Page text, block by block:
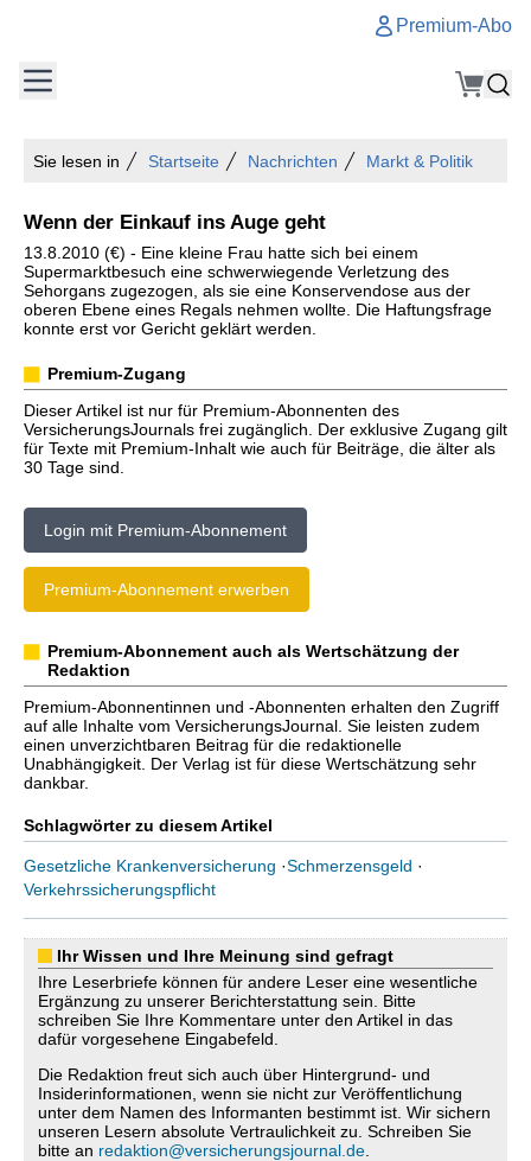
Premium-Abo
Sie lesen in Startseite Nachrichten Markt & Politik
Wenn der Einkauf ins Auge geht
13.8.2010 (€) - Eine kleine Frau hatte sich bei einem
Supermarktbesuch eine schwerwiegende Verletzung des
Sehorgans zugezogen, als sie eine Konservendose aus der
oberen Ebene eines Regals nehmen wollte. Die Haftungsfrage
konnte erst vor Gericht geklärt werden.
Premium-Zugang
Dieser Artikel ist nur für Premium-Abonnenten des
VersicherungsJournals frei zugänglich. Der exklusive Zugang gilt
für Texte mit Premium-Inhalt wie auch für Beiträge, die älter als
30 Tage sind.
Login mit Premium-Abonnement
Premium-Abonnement erwerben
Premium-Abonnement auch als Wertschätzung der
Redaktion
Premium-Abonnentinnen und -Abonnenten erhalten den Zugriff
auf alle Inhalte vom VersicherungsJournal. Sie leisten zudem
einen unverzichtbaren Beitrag für die redaktionelle
Unabhängigkeit. Der Verlag ist für diese Wertschätzung sehr
dankbar.
Schlagwörter zu diesem Artikel
Gesetzliche Krankenversicherung ·Schmerzensgeld ·
Verkehrssicherungspflicht
Ihr Wissen und Ihre Meinung sind gefragt
Ihre Leserbriefe können für andere Leser eine wesentliche
Ergänzung zu unserer Berichterstattung sein. Bitte
schreiben Sie Ihre Kommentare unter den Artikel in das
dafür vorgesehene Eingabefeld.
Die Redaktion freut sich auch über Hintergrund- und
Insiderinformationen, wenn sie nicht zur Veröffentlichung
unter dem Namen des Informanten bestimmt ist. Wir sichern
unseren Lesern absolute Vertraulichkeit zu. Schreiben Sie
bitte an redaktion@versicherungsjournal.de